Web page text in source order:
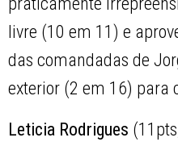
livre (10 em 11) e
das comandadas de
exterior (2 em 16) para
Leticia Rodrigues